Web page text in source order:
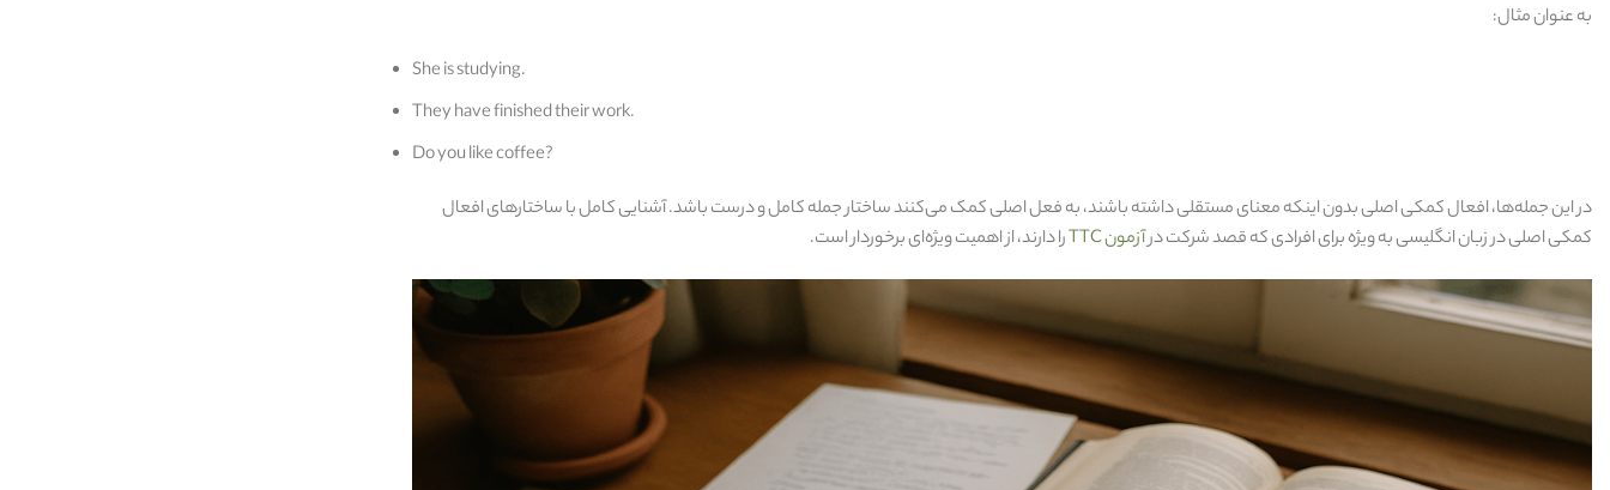
به عنوان مثال:
She is studying.
They have finished their work.
Do you like coffee?
در این جمله‌ها، افعال کمکی اصلی بدون اینکه معنای مستقلی داشته باشند، به فعل اصلی کمک می‌کنند ساختار جمله کامل و درست باشد. آشنایی کامل با ساختارهای افعال
کمکی اصلی در زبان انگلیسی به ویژه برای افرادی که قصد شرکت درآزمون TTC را دارند، از اهمیت ویژه‌ای برخوردار است.